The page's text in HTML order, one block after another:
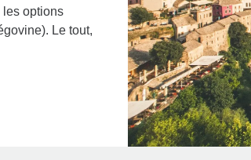
les options
Le tout,